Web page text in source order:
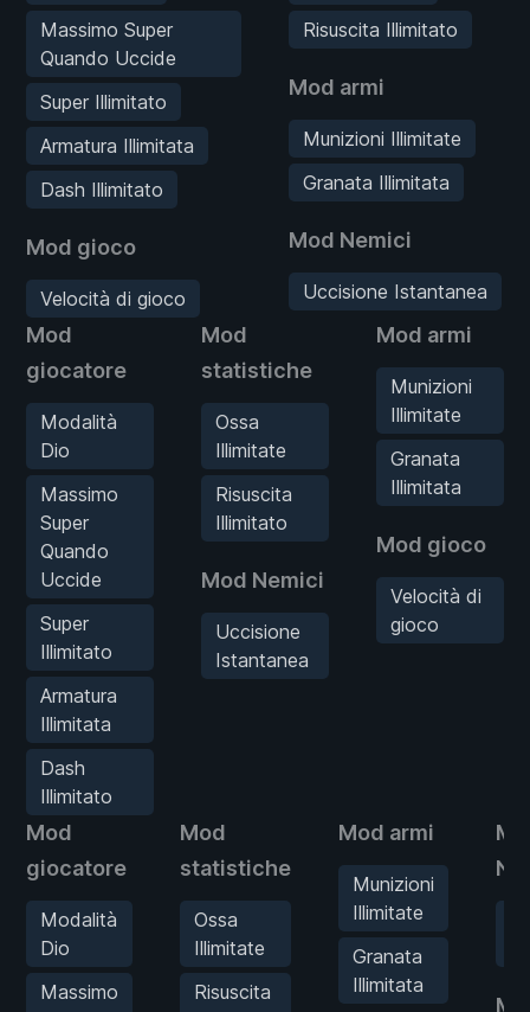
Massimo Super
Quando Uccide
Super Illimitato
Armatura Illimitata
Dash Illimitato
Mod gioco
Velocità di gioco
Risuscita Illimitato
Mod armi
Munizioni Illimitate
Granata Illimitata
Mod Nemici
Uccisione Istantanea
Mod
giocatore
Modalità
Dio
Massimo
Super
Quando
Uccide
Super
Illimitato
Armatura
Illimitata
Dash
Illimitato
Mod
statistiche
Ossa
Illimitate
Risuscita
Illimitato
Mod Nemici
Uccisione
Istantanea
Mod armi
Munizioni
Illimitate
Granata
Illimitata
Mod gioco
Velocità di
gioco
Mod
giocatore
Modalità
Dio
Massimo
Mod
statistiche
Ossa
Illimitate
Risuscita
Mod armi
Munizioni
Illimitate
Granata
Illimitata